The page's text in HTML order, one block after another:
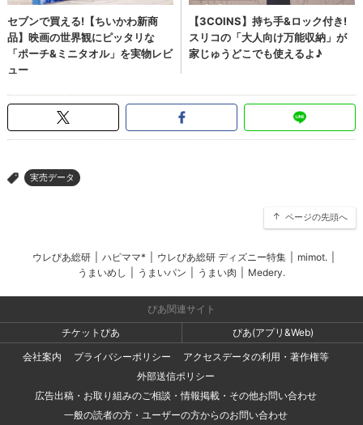
> 実売データ
ページの先頭へ
ウレぴあ総研 ハピママ* ウレぴあ総研 ディズニー特集 mimot.
うまいめし
うまいパン うまい肉 Medery.
ぴあ関連サイト
チケットぴあ
ぴあ(アプリ&Web)
会社案内
プライバシーポリシー
アクセスデータの利用・著作権等
外部送信ポリシー
広告出稿・お取り組みのご相談・情報掲載・その他お問い合わせ
一般の読者の方・ユーザーの方からのお問い合わせ